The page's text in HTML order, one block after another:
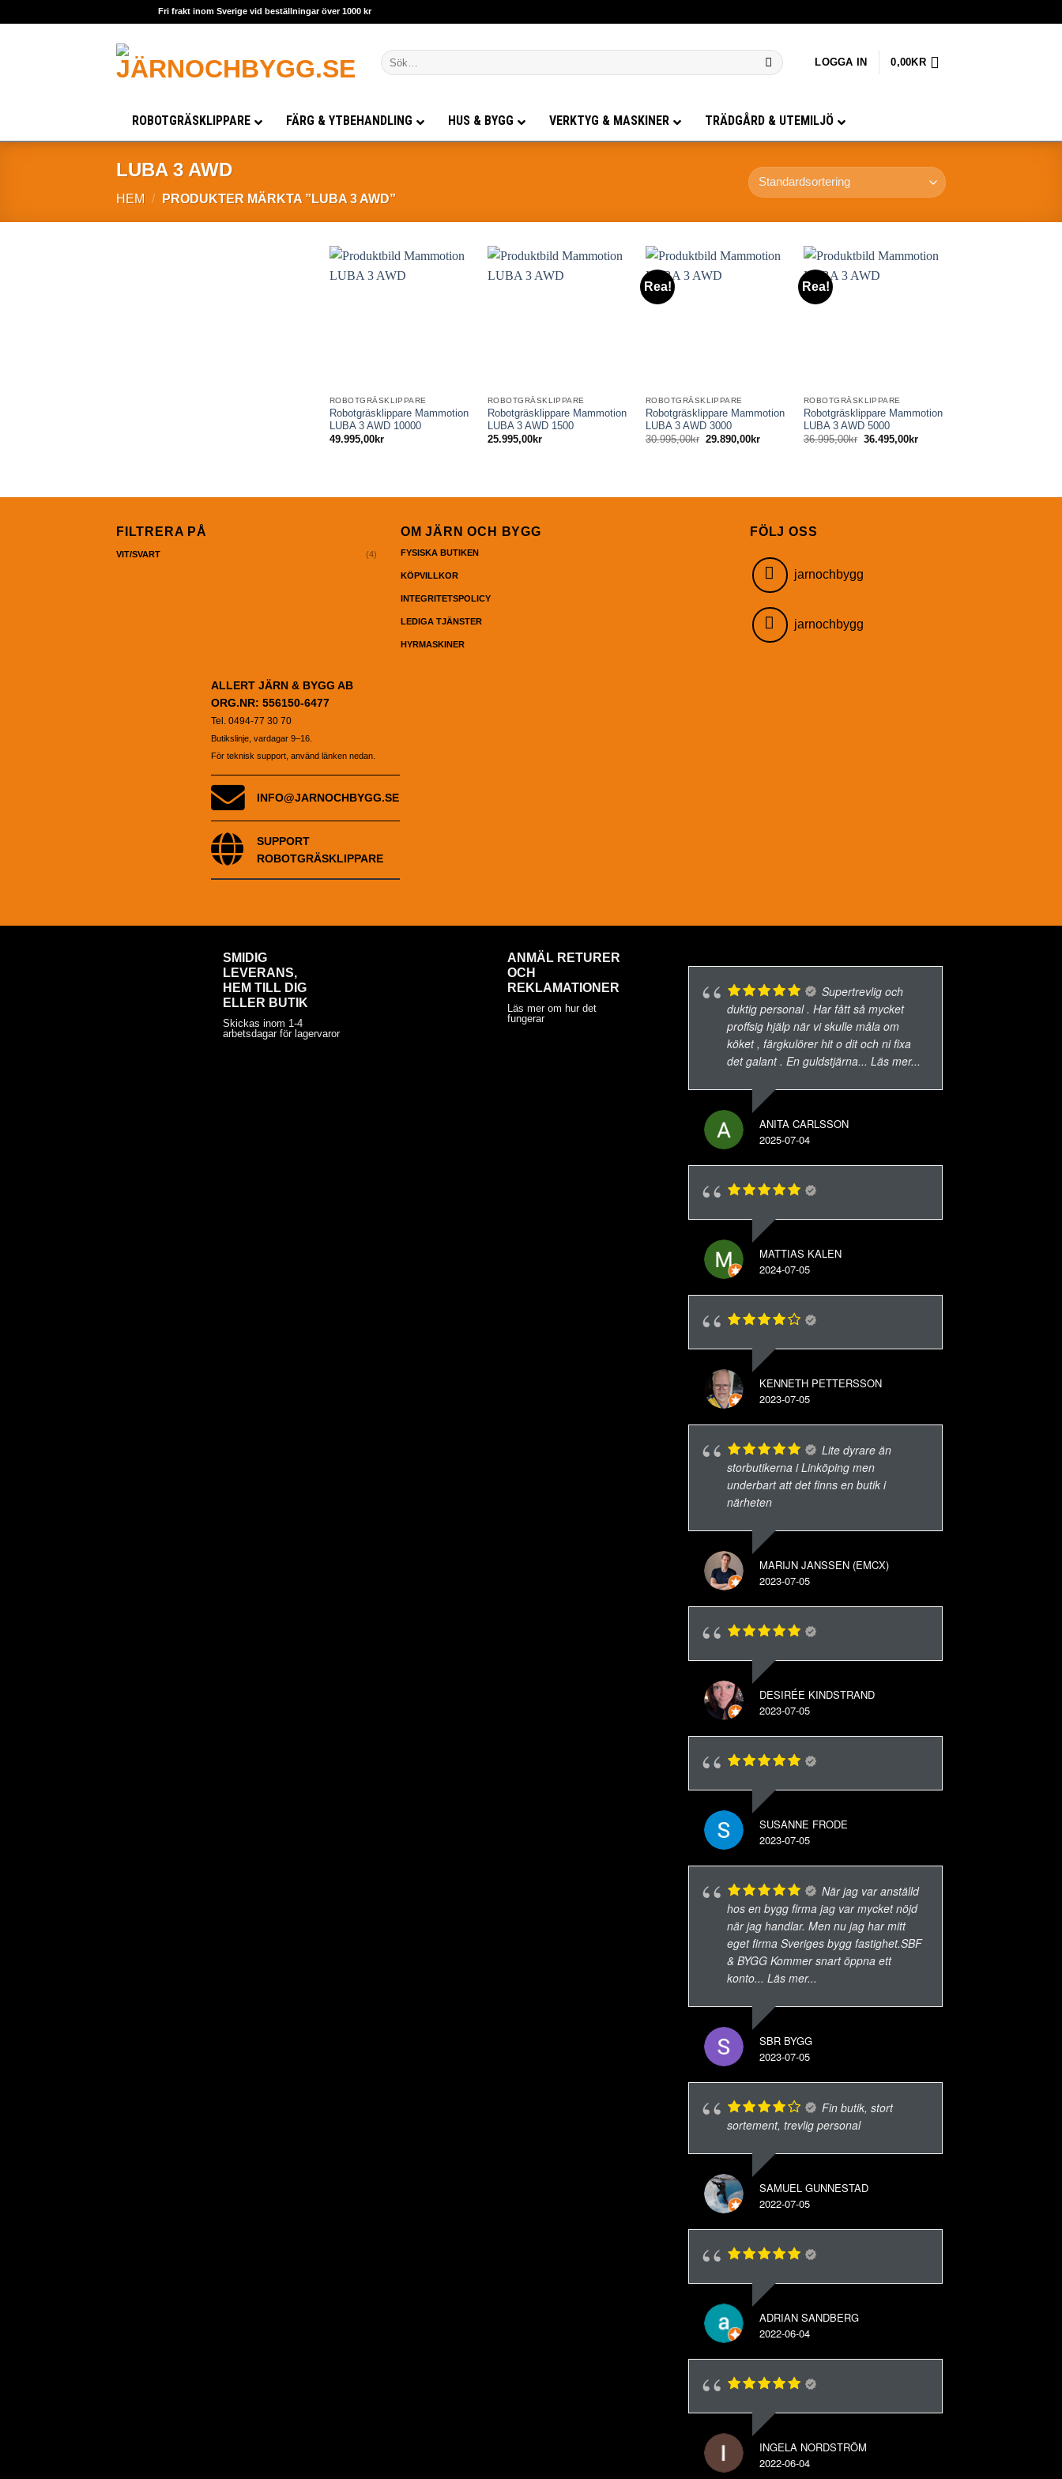
Fri frakt inom Sverige vid beställningar över 1000 kr
Sök
efter:
LOGGA IN 0,00KR
ROBOTGRÄSKLIPPARE FÄRG & YTBEHANDLING HUS & BYGG VERKTYG & MASKINER TRÄDGÅRD & UTEMILJÖ
LUBA 3 AWD
HEM / PRODUKTER MÄRKTA ”LUBA 3 AWD”
ROBOTGRÄSKLIPPARE
Robotgräsklippare Mammotion
LUBA 3 AWD 10000
49.995,00kr
ROBOTGRÄSKLIPPARE
Robotgräsklippare Mammotion
LUBA 3 AWD 1500
25.995,00kr
Rea!
ROBOTGRÄSKLIPPARE
Robotgräsklippare Mammotion
LUBA 3 AWD 3000
30.995,00kr Det
ursprungliga
29.890,00krDet
Rea!
ROBOTGRÄSKLIPPARE
Robotgräsklippare Mammotion
LUBA 3 AWD 5000
36.995,00kr Det
ursprungliga
36.495,00krDet
FILTRERA PÅ
VIT/SVART (4)
OM JÄRN OCH BYGG
FYSISKA BUTIKEN
KÖPVILLKOR
INTEGRITETSPOLICY
LEDIGA TJÄNSTER
HYRMASKINER
FÖLJ OSS
jarnochbygg
jarnochbygg
ALLERT JÄRN & BYGG AB
ORG.NR: 556150-6477
Tel. 0494-77 30 70
Butikslinje, vardagar 9–16.
För teknisk support, använd länken nedan.
INFO@JARNOCHBYGG.SE
SUPPORT
ROBOTGRÄSKLIPPARE
SMIDIG
LEVERANS,
HEM TILL DIG
ELLER BUTIK
Skickas inom 1-4
arbetsdagar för lagervaror
ANMÄL RETURER
OCH
REKLAMATIONER
Läs mer om hur det
fungerar
Supertrevlig och
duktig personal . Har fått så mycket
proffsig hjälp när vi skulle måla om
köket , färgkulörer hit o dit och ni fixa
det galant . En guldstjärna... Läs mer...
ANITA CARLSSON
2025-07-04
MATTIAS KALEN
2024-07-05
KENNETH PETTERSSON
2023-07-05
Lite dyrare än
storbutikerna i Linköping men
underbart att det finns en butik i
närheten
MARIJN JANSSEN (EMCX)
2023-07-05
DESIRÉE KINDSTRAND
2023-07-05
SUSANNE FRODE
2023-07-05
När jag var anställd
hos en bygg firma jag var mycket nöjd
när jag handlar. Men nu jag har mitt
eget firma Sveriges bygg fastighet.SBF
& BYGG Kommer snart öppna ett
konto... Läs mer...
SBR BYGG
2023-07-05
Fin butik, stort
sortement, trevlig personal
SAMUEL GUNNESTAD
2022-07-05
ADRIAN SANDBERG
2022-06-04
INGELA NORDSTRÖM
2022-06-04